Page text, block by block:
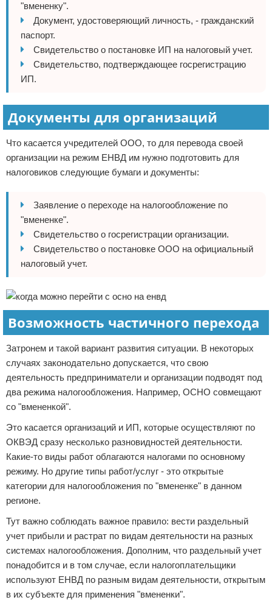
"вмененку".
Документ, удостоверяющий личность, - гражданский
паспорт.
Свидетельство о постановке ИП на налоговый учет.
Свидетельство, подтверждающее госрегистрацию
ИП.
Документы для организаций
Что касается учредителей ООО, то для перевода своей
организации на режим ЕНВД им нужно подготовить для
налоговиков следующие бумаги и документы:
Заявление о переходе на налогообложение по
"вмененке".
Свидетельство о госрегистрации организации.
Свидетельство о постановке ООО на официальный
налоговый учет.
Возможность частичного перехода
Затронем и такой вариант развития ситуации. В некоторых
случаях законодательно допускается, что свою
деятельность предприниматели и организации подводят под
два режима налогообложения. Например, ОСНО совмещают
со "вмененкой".
Это касается организаций и ИП, которые осуществляют по
ОКВЭД сразу несколько разновидностей деятельности.
Какие-то виды работ облагаются налогами по основному
режиму. Но другие типы работ/услуг - это открытые
категории для налогообложения по "вмененке" в данном
регионе.
Тут важно соблюдать важное правило: вести раздельный
учет прибыли и растрат по видам деятельности на разных
системах налогообложения. Дополним, что раздельный учет
понадобится и в том случае, если налогоплательщики
используют ЕНВД по разным видам деятельности, открытым
в их субъекте для применения "вмененки".